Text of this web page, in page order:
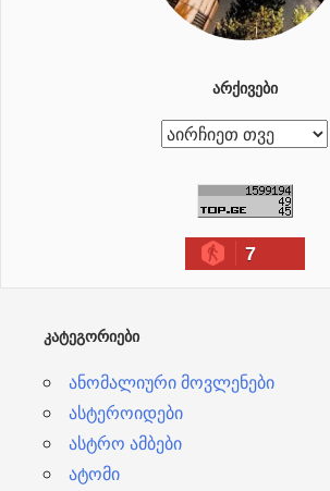
ᲐᲠᲥᲘᲕᲔᲑᲘ
ა
7
ᲙᲐᲢᲔᲒᲝᲠᲘᲔᲑᲘ
ანომალიური მოვლენები
ასტეროიდები
ასტრო ამბები
ატომი